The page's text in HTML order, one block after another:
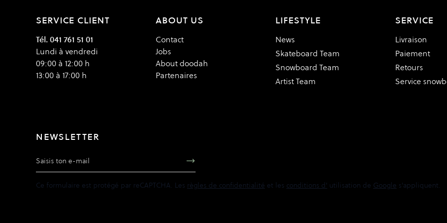
SERVICE CLIENT
Tél. 041 761 51 01
Lundi à vendredi
09:00 à 12:00 h
13:00 à 17:00 h
ABOUT US
Contact
Jobs
About doodah
Partenaires
LIFESTYLE
News
Skateboard Team
Snowboard Team
Artist Team
SERVICE
Livraison
Paiement
Retours
Service
NEWSLETTER
Adresse e-mail
Ce formulaire est protégé par reCAPTCHA. Les règles de confidentialité et les conditions d' utilisation de Google s'appliquent.